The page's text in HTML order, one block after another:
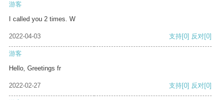
游客
I called you 2 times. W
2022-04-03 支持[0] 反对[0]
游客
Hello, Greetings fr
2022-02-27 支持[0] 反对[0]